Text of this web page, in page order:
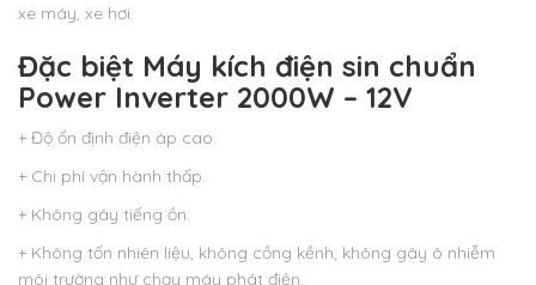
xe máy, xe hơi.
Đặc biệt Máy kích điện sin chuẩn
Power Inverter 2000W – 12V
+ Độ ổn định điện áp cao.
+ Chi phí vận hành thấp.
+ Không gây tiếng ồn.
+ Không tốn nhiên liệu, không cồng kềnh, không gây ô nhiễm
môi trường như chạy máy phát điện.